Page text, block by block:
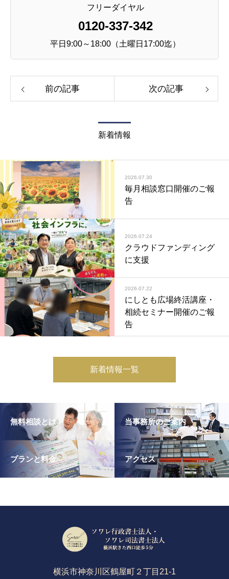
フリーダイヤル
0120-337-342
平日9:00～18:00（土曜日17:00迄）
前の記事 次の記事
新着情報
2026.07.30
毎月相談窓口開催のご報
告
2026.07.24
クラウドファンディング
に支援
2026.07.22
にしとも広場終活講座・
相続セミナー開催のご報
告
新着情報一覧
無料相談とは 当事務所のご案内
プランと料金 アクセス
横浜市神奈川区鶴屋町２丁目21-1